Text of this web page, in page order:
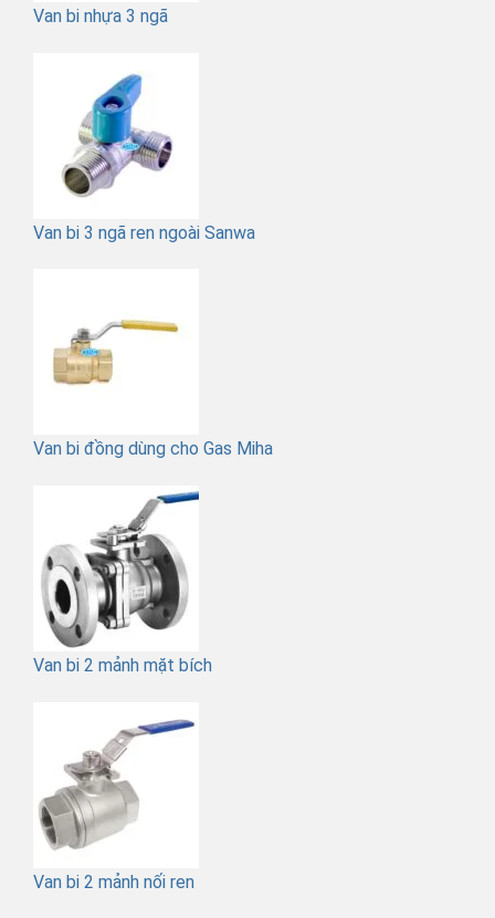
Van bi nhựa 3 ngã
Van bi 3 ngã ren ngoài Sanwa
Van bi đồng dùng cho Gas Miha
Van bi 2 mảnh mặt bích
Van bi 2 mảnh nối ren